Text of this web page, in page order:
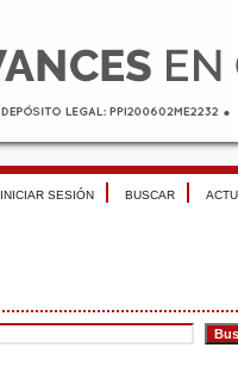
INICIAR SESIÓN BUSCAR